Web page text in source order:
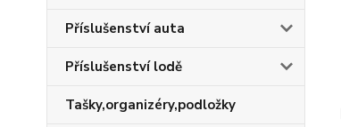
Příslušenství auta
Příslušenství lodě
Tašky,organizéry,podložky